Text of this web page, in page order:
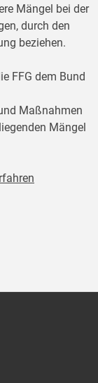
Mängel bei der
durch den
beziehen.
FFG dem Bund
Maßnahmen
Mängel